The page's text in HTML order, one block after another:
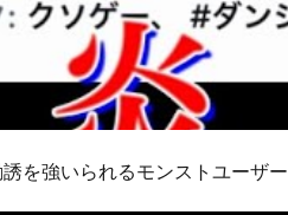
を強いられるモンストユーザー